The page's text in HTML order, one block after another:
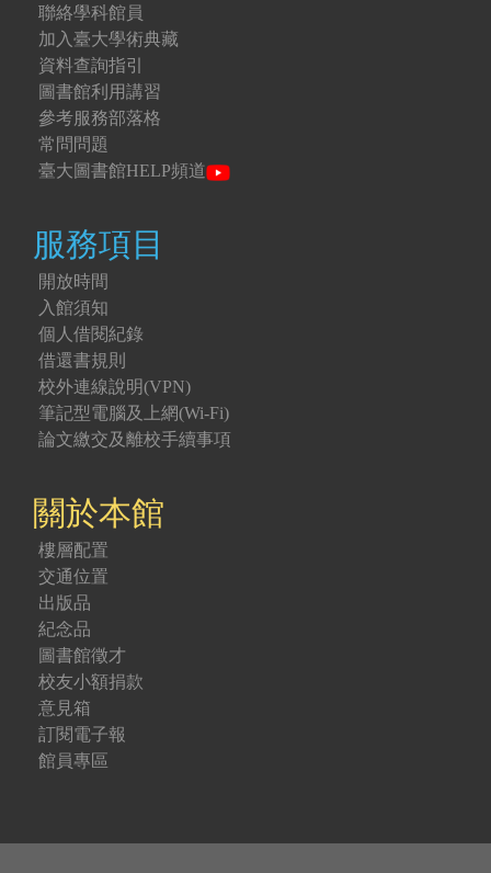
聯絡學科館員
加入臺大學術典藏
資料查詢指引
圖書館利用講習
參考服務部落格
常問問題
臺大圖書館HELP頻道
服務項目
開放時間
入館須知
個人借閱紀錄
借還書規則
校外連線說明(VPN)
筆記型電腦及上網(Wi-Fi)
論文繳交及離校手續事項
關於本館
樓層配置
交通位置
出版品
紀念品
圖書館徵才
校友小額捐款
意見箱
訂閱電子報
館員專區